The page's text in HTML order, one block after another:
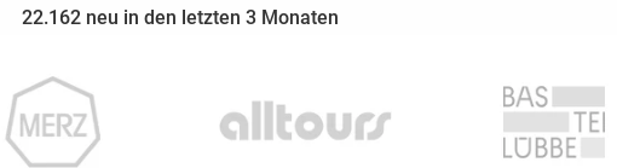
22.162 neu in den letzten 3 Monaten